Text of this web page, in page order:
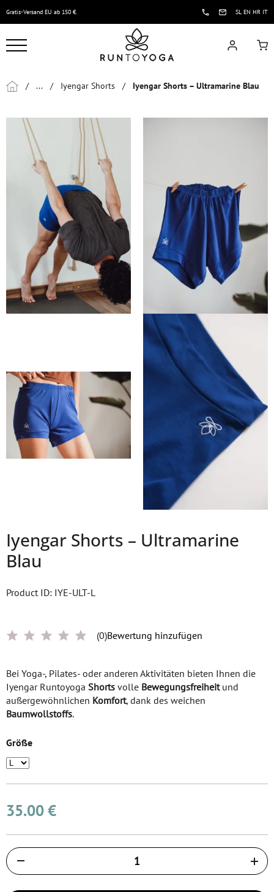
Gratis-Versand EU ab 150 €. SL EN HR IT
/ ... / Iyengar Shorts / Iyengar Shorts – Ultramarine Blau
Iyengar Shorts – Ultramarine
Blau
Product ID: IYE-ULT-L
(0)Bewertung hinzufügen
Bei Yoga-, Pilates- oder anderen Aktivitäten bieten Ihnen die
Iyengar Runtoyoga Shorts volle Bewegungsfreiheitund
außergewöhnlichen Komfort, dank des weichen
Baumwollstoffs.
Größe
35.00 €
Količina